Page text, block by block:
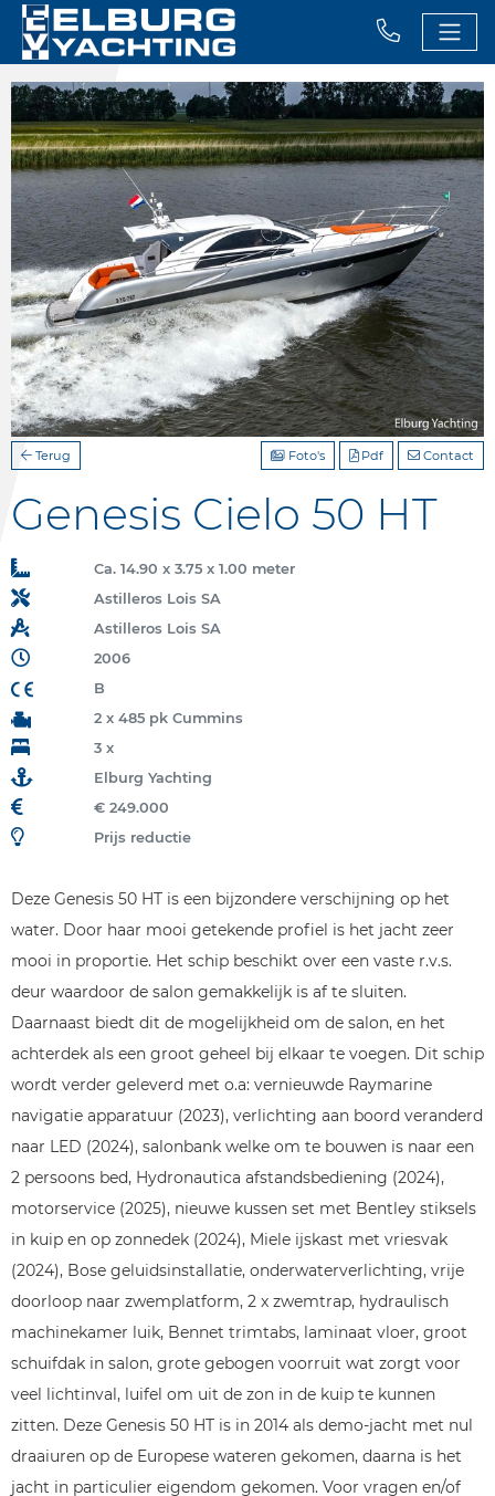
Terug Contact
Pdf
Foto's
Genesis Cielo 50 HT
Ca. 14.90 x 3.75 x 1.00 meter
Astilleros Lois SA
Astilleros Lois SA
2006
B
2 x 485 pk Cummins
3 x
Elburg Yachting
€ 249.000
Prijs reductie
Deze Genesis 50 HT is een bijzondere verschijning op het
water. Door haar mooi getekende profiel is het jacht zeer
mooi in proportie. Het schip beschikt over een vaste r.v.s.
deur waardoor de salon gemakkelijk is af te sluiten.
Daarnaast biedt dit de mogelijkheid om de salon, en het
achterdek als een groot geheel bij elkaar te voegen. Dit schip
wordt verder geleverd met o.a: vernieuwde Raymarine
navigatie apparatuur (2023), verlichting aan boord veranderd
naar LED (2024), salonbank welke om te bouwen is naar een
2 persoons bed, Hydronautica afstandsbediening (2024),
motorservice (2025), nieuwe kussen set met Bentley stiksels
in kuip en op zonnedek (2024), Miele ijskast met vriesvak
(2024), Bose geluidsinstallatie, onderwaterverlichting, vrije
doorloop naar zwemplatform, 2 x zwemtrap, hydraulisch
machinekamer luik, Bennet trimtabs, laminaat vloer, groot
schuifdak in salon, grote gebogen voorruit wat zorgt voor
veel lichtinval, luifel om uit de zon in de kuip te kunnen
zitten. Deze Genesis 50 HT is in 2014 als demo-jacht met nul
draaiuren op de Europese wateren gekomen, daarna is het
jacht in particulier eigendom gekomen. Voor vragen en/of